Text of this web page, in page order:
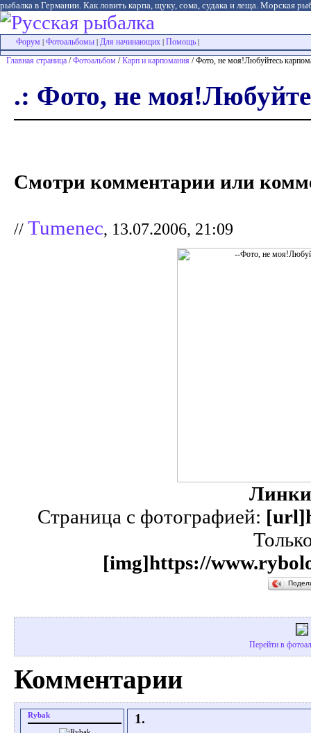
рыбалка в Германии. Как ловить карпа, щуку, сома, судака и леща. Морская
Форум Фотоальбомы Для начинающих Помощь
Главная страница /Фотоальбом /Карп и карпомания / Фото, не моя!Любуйтесь
.: Фото, не
Смотри комментарии или
// Tumenec, 13.07.2006, 21:09
Страница с фотографией:
[img]https://
Перейти в
Комментарии
Rybak
1.